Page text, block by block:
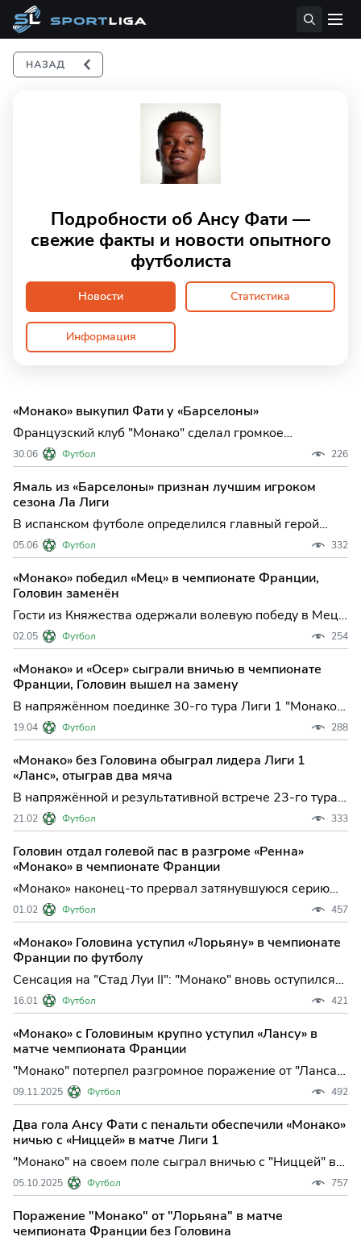
Подробности об Ансу Фати —
свежие факты и новости опытного
футболиста
Новости Статистика
Информация
«Монако» выкупил Фати у «Барселоны»
Французский клуб "Монако" сделал громкое
заявление на трансферном рынке, завершив
полноценный переход испанского нападающего Ансу
Фати, который ранее выступал за "Барселону". Теперь
23-летний форвард, уже успевший проявить себя в
Лиге 1, официально с
30.06 Футбол 226
Ямаль из «Барселоны» признан лучшим игроком
сезона Ла Лиги
В испанском футболе определился главный герой
сезона: 18-летний нападающий "Барселоны" Ламин
Ямаль удостоился звания лучшего игрока Ла Лиги по
итогам кампании 2025/26. Этот успех не только
подчеркивает его стремительный прогресс, но и
закрепляет за н
05.06 Футбол 332
«Монако» победил «Мец» в чемпионате Франции,
Головин заменён
Гости из Княжества одержали волевую победу в Меце
и продолжают борьбу за еврокубки, а хозяева
официально попрощались с Лигой 1. В субботу, 32-й
тур чемпионата Франции по футболу подарил
болельщикам напряжённую развязку в Меце:
местный "Мец" уступил
02.05 Футбол 254
«Монако» и «Осер» сыграли вничью в чемпионате
Франции, Головин вышел на замену
В напряжённом поединке 30-го тура Лиги 1 "Монако"
не сумел удержать победу на своём поле, завершив
встречу с "Осером" результативной ничьей 2:2. Этот
матч стал важным этапом для обеих команд:
монегаски продолжают борьбу за еврокубки, а гости
из Осера
19.04 Футбол 288
«Монако» без Головина обыграл лидера Лиги 1
«Ланс», отыграв два мяча
В напряжённой и результативной встрече 23-го тура
Лиги 1 «Монако» сумел вырвать победу на выезде у
лидера чемпионата — «Ланса», одержав важную
викторию со счётом 3:2. Этот успех не только прервал
впечатляющую победную серию хозяев, но и позволил
моне
21.02 Футбол 333
Головин отдал голевой пас в разгроме «Ренна»
«Монако» в чемпионате Франции
«Монако» наконец-то прервал затянувшуюся серию
неудач в Лиге 1, устроив разгром «Ренну» на родном
«Стад Луи II» — 4:0. Эта победа не только вернула
монегасков в борьбу за верхние строчки, но и стала
настоящим бенефисом для нескольких игроков,
включая
01.02 Футбол 457
«Монако» Головина уступил «Лорьяну» в чемпионате
Франции по футболу
Сенсация на "Стад Луи II": "Монако" вновь оступился
на домашнем поле, уступив "Лорьяну" со счетом 1:3 в
рамках 18-го тура Лиги 1. Для монегасков это
поражение стало уже четвертым подряд, что серьезно
осложняет их положение в турнирной таблице и
вызыв
16.01 Футбол 421
«Монако» с Головиным крупно уступил «Лансу» в
матче чемпионата Франции
"Монако" потерпел разгромное поражение от "Ланса"
в матче 12-го тура чемпионата Франции по футболу.
Встреча, прошедшая в субботу в Монако, закончилась
победой гостей со с...
09.11.2025 Футбол 492
Два гола Ансу Фати с пенальти обеспечили «Монако»
ничью с «Ниццей» в матче Лиги 1
"Монако" на своем поле сыграл вничью с "Ниццей" в
матче седьмого тура чемпионата Франции по футболу.
Встреча, прошедшая в Монако, завершилась со
счетом 2:2. В составе "Ни...
05.10.2025 Футбол 757
Поражение "Монако" от "Лорьяна" в матче
чемпионата Франции без Головина